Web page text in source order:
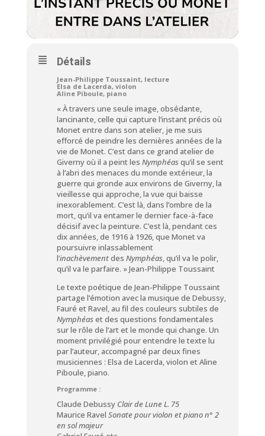
Détails
Jean-Philippe Toussaint, lecture
Elsa de Lacerda, violon
Aline Piboule, piano
« À travers une seule image, obsédante,
lancinante, celle qui capture l’instant précis où
Monet entre dans son atelier, je me suis
efforcé de peindre les dernières années de la
vie de Monet. C’est dans ce grand atelier de
Giverny où il a peint les Nymphéasqu’il se sent
à l’abri des menaces du monde extérieur, la
guerre qui gronde aux environs de Giverny, la
vieillesse qui approche, la vue qui baisse
inexorablement. C’est là, dans l’ombre de la
mort, qu’il va entamer le dernier face-à-face
décisif avec la peinture. C’est là, pendant ces
dix années, de 1916 à 1926, que Monet va
poursuivre inlassablement
l’inachèvementdes Nymphéas, qu’il va le polir,
qu’il va le parfaire. » Jean-Philippe Toussaint
Le texte poétique de Jean-Philippe Toussaint
partage l’émotion avec la musique de Debussy,
Fauré et Ravel, au fil des couleurs subtiles de
Nymphéaset des questions fondamentales
sur le rôle de l’art et le monde qui change. Un
moment privilégié pour entendre le texte lu
par l’auteur, accompagné par deux fines
musiciennes : Elsa de Lacerda, violon et Aline
Piboule, piano.
Programme :
Claude Debussy Clair de LuneL. 75
Maurice Ravel Sonate pour violon et piano n° 2
en sol majeur